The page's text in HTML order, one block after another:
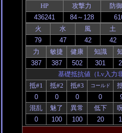
HP
攻撃力 防
火 水 風 土
力 敏捷 健康 知識
基礎抵抗値（Lv入力
抵#1
抵#2 抵#3 コールド
混乱 魅了 異常 低下